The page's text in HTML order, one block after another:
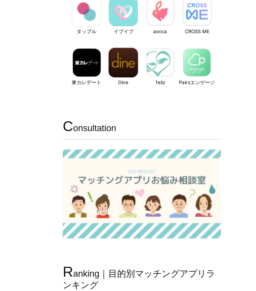
タップル イブイブ aocca CROSS ME
東カレデート Dine feliz Pairsエンゲージ
Consultation
Ranking｜目的別マッチングアプリラ
ンキング